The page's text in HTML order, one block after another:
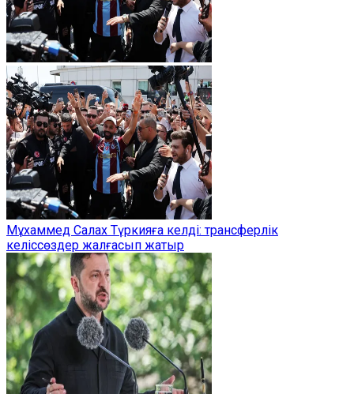
Мұхаммед Салах Түркияға келді: трансферлік
келіссөздер жалғасып жатыр